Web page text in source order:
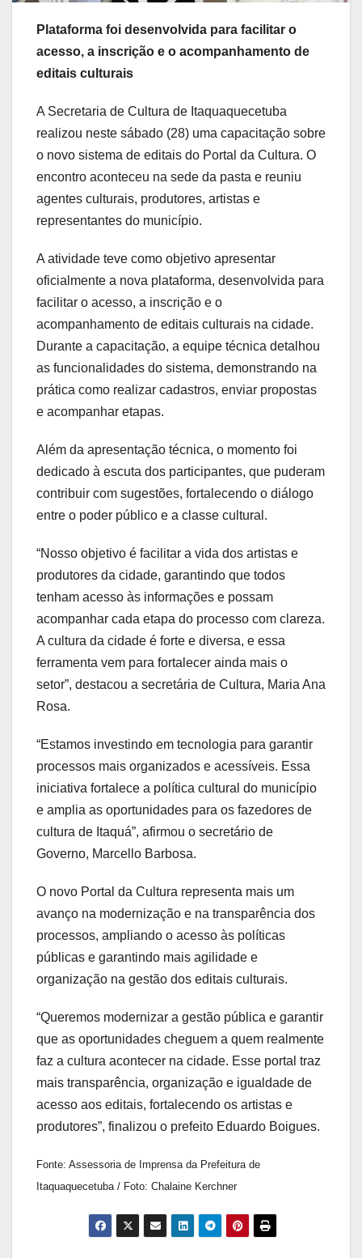
Plataforma foi desenvolvida para facilitar o
acesso, a inscrição e o acompanhamento de
editais culturais
A Secretaria de Cultura de Itaquaquecetuba
realizou neste sábado (28) uma capacitação sobre
o novo sistema de editais do Portal da Cultura. O
encontro aconteceu na sede da pasta e reuniu
agentes culturais, produtores, artistas e
representantes do município.
A atividade teve como objetivo apresentar
oficialmente a nova plataforma, desenvolvida para
facilitar o acesso, a inscrição e o
acompanhamento de editais culturais na cidade.
Durante a capacitação, a equipe técnica detalhou
as funcionalidades do sistema, demonstrando na
prática como realizar cadastros, enviar propostas
e acompanhar etapas.
Além da apresentação técnica, o momento foi
dedicado à escuta dos participantes, que puderam
contribuir com sugestões, fortalecendo o diálogo
entre o poder público e a classe cultural.
“Nosso objetivo é facilitar a vida dos artistas e
produtores da cidade, garantindo que todos
tenham acesso às informações e possam
acompanhar cada etapa do processo com clareza.
A cultura da cidade é forte e diversa, e essa
ferramenta vem para fortalecer ainda mais o
setor”, destacou a secretária de Cultura, Maria Ana
Rosa.
“Estamos investindo em tecnologia para garantir
processos mais organizados e acessíveis. Essa
iniciativa fortalece a política cultural do município
e amplia as oportunidades para os fazedores de
cultura de Itaquá”, afirmou o secretário de
Governo, Marcello Barbosa.
O novo Portal da Cultura representa mais um
avanço na modernização e na transparência dos
processos, ampliando o acesso às políticas
públicas e garantindo mais agilidade e
organização na gestão dos editais culturais.
“Queremos modernizar a gestão pública e garantir
que as oportunidades cheguem a quem realmente
faz a cultura acontecer na cidade. Esse portal traz
mais transparência, organização e igualdade de
acesso aos editais, fortalecendo os artistas e
produtores”, finalizou o prefeito Eduardo Boigues.
Fonte: Assessoria de Imprensa da Prefeitura de
Itaquaquecetuba / Foto: Chalaine Kerchner